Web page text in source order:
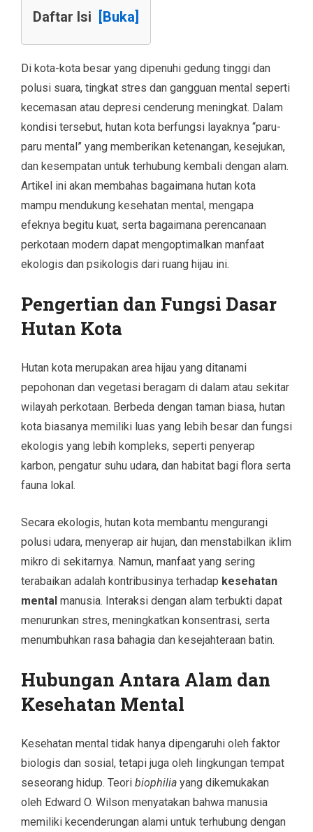
Daftar Isi [Buka]
Di kota-kota besar yang dipenuhi gedung tinggi dan
polusi suara, tingkat stres dan gangguan mental seperti
kecemasan atau depresi cenderung meningkat. Dalam
kondisi tersebut, hutan kota berfungsi layaknya “paru-
paru mental” yang memberikan ketenangan, kesejukan,
dan kesempatan untuk terhubung kembali dengan alam.
Artikel ini akan membahas bagaimana hutan kota
mampu mendukung kesehatan mental, mengapa
efeknya begitu kuat, serta bagaimana perencanaan
perkotaan modern dapat mengoptimalkan manfaat
ekologis dan psikologis dari ruang hijau ini.
Pengertian dan Fungsi Dasar
Hutan Kota
Hutan kota merupakan area hijau yang ditanami
pepohonan dan vegetasi beragam di dalam atau sekitar
wilayah perkotaan. Berbeda dengan taman biasa, hutan
kota biasanya memiliki luas yang lebih besar dan fungsi
ekologis yang lebih kompleks, seperti penyerap
karbon, pengatur suhu udara, dan habitat bagi flora serta
fauna lokal.
Secara ekologis, hutan kota membantu mengurangi
polusi udara, menyerap air hujan, dan menstabilkan iklim
mikro di sekitarnya. Namun, manfaat yang sering
terabaikan adalah kontribusinya terhadap kesehatan
mental manusia. Interaksi dengan alam terbukti dapat
menurunkan stres, meningkatkan konsentrasi, serta
menumbuhkan rasa bahagia dan kesejahteraan batin.
Hubungan Antara Alam dan
Kesehatan Mental
Kesehatan mental tidak hanya dipengaruhi oleh faktor
biologis dan sosial, tetapi juga oleh lingkungan tempat
seseorang hidup. Teori biophilia yang dikemukakan
oleh Edward O. Wilson menyatakan bahwa manusia
memiliki kecenderungan alami untuk terhubung dengan